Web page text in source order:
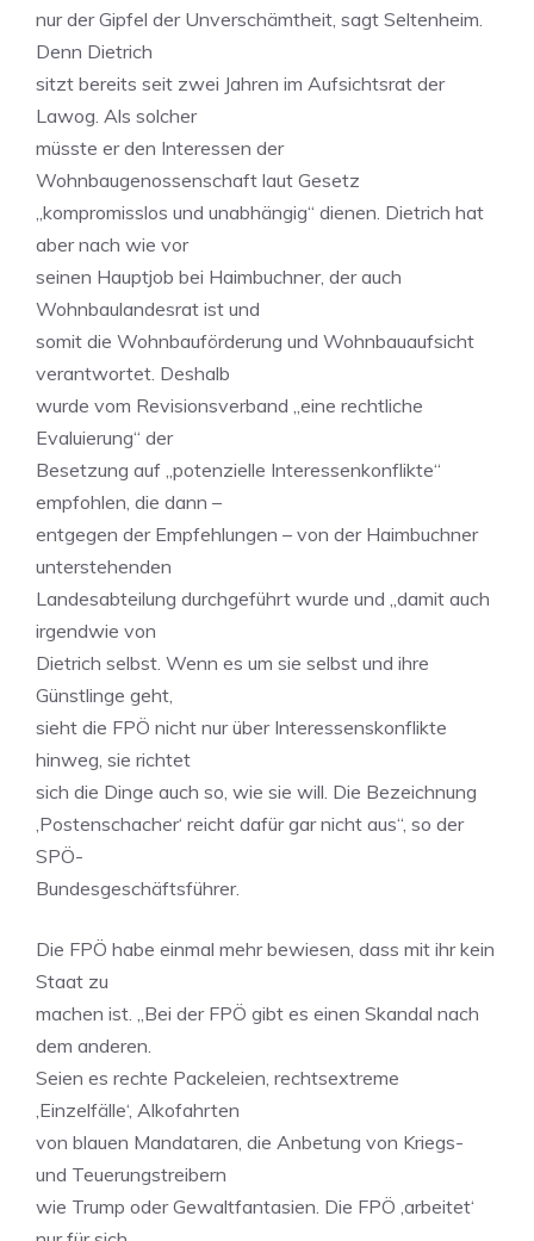
nur der Gipfel der Unverschämtheit, sagt Seltenheim.
Denn Dietrich
sitzt bereits seit zwei Jahren im Aufsichtsrat der
Lawog. Als solcher
müsste er den Interessen der
Wohnbaugenossenschaft laut Gesetz
„kompromisslos und unabhängig“ dienen. Dietrich hat
aber nach wie vor
seinen Hauptjob bei Haimbuchner, der auch
Wohnbaulandesrat ist und
somit die Wohnbauförderung und Wohnbauaufsicht
verantwortet. Deshalb
wurde vom Revisionsverband „eine rechtliche
Evaluierung“ der
Besetzung auf „potenzielle Interessenkonflikte“
empfohlen, die dann –
entgegen der Empfehlungen – von der Haimbuchner
unterstehenden
Landesabteilung durchgeführt wurde und „damit auch
irgendwie von
Dietrich selbst. Wenn es um sie selbst und ihre
Günstlinge geht,
sieht die FPÖ nicht nur über Interessenskonflikte
hinweg, sie richtet
sich die Dinge auch so, wie sie will. Die Bezeichnung
‚Postenschacher‘ reicht dafür gar nicht aus“, so der
SPÖ-
Bundesgeschäftsführer.
Die FPÖ habe einmal mehr bewiesen, dass mit ihr kein
Staat zu
machen ist. „Bei der FPÖ gibt es einen Skandal nach
dem anderen.
Seien es rechte Packeleien, rechtsextreme
‚Einzelfälle‘, Alkofahrten
von blauen Mandataren, die Anbetung von Kriegs-
und Teuerungstreibern
wie Trump oder Gewaltfantasien. Die FPÖ ‚arbeitet‘